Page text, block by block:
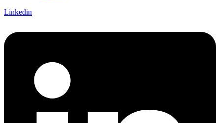
Linkedin